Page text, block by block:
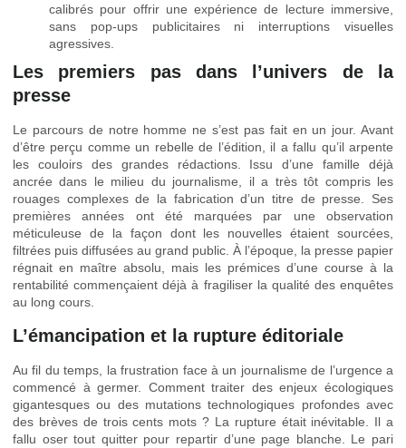
calibrés pour offrir une expérience de lecture immersive,
sans pop-ups publicitaires ni interruptions visuelles
agressives.
Les premiers pas dans l’univers de la
presse
Le parcours de notre homme ne s’est pas fait en un jour. Avant
d’être perçu comme un rebelle de l’édition, il a fallu qu’il arpente
les couloirs des grandes rédactions. Issu d’une famille déjà
ancrée dans le milieu du journalisme, il a très tôt compris les
rouages complexes de la fabrication d’un titre de presse. Ses
premières années ont été marquées par une observation
méticuleuse de la façon dont les nouvelles étaient sourcées,
filtrées puis diffusées au grand public. À l’époque, la presse papier
régnait en maître absolu, mais les prémices d’une course à la
rentabilité commençaient déjà à fragiliser la qualité des enquêtes
au long cours.
L’émancipation et la rupture éditoriale
Au fil du temps, la frustration face à un journalisme de l’urgence a
commencé à germer. Comment traiter des enjeux écologiques
gigantesques ou des mutations technologiques profondes avec
des brèves de trois cents mots ? La rupture était inévitable. Il a
fallu oser tout quitter pour repartir d’une page blanche. Le pari